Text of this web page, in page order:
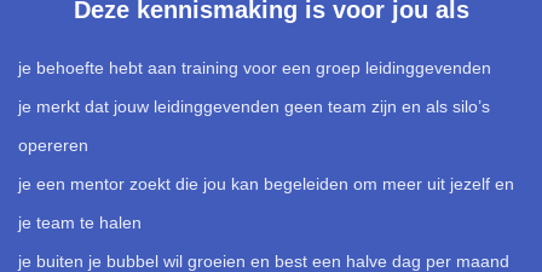
Deze kennismaking is voor jou als
je behoefte hebt aan training voor een groep leidinggevenden
je merkt dat jouw leidinggevenden geen team zijn en als silo’s
opereren
je een mentor zoekt die jou kan begeleiden om meer uit jezelf en
je team te halen
je buiten je bubbel wil groeien en best een halve dag per maand